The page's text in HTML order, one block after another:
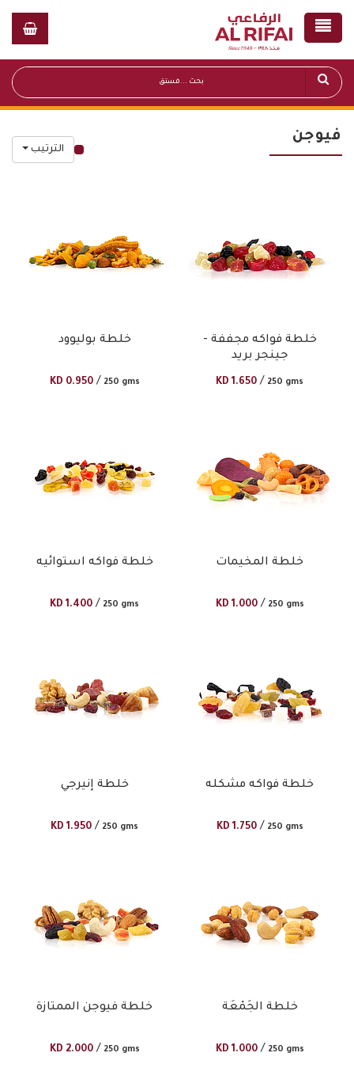
فيوجن
الترتيب
خلطة بوليوود
KD 0.950 / 250 gms
خلطة فواكه مجففة -
جينجر بريد
KD 1.650 / 250 gms
خلطة فواكه استوائيه
KD 1.400 / 250 gms
خلطة المخيمات
KD 1.000 / 250 gms
خلطة إنيرجي
KD 1.950 / 250 gms
خلطة فواكه مشكله
KD 1.750 / 250 gms
خلطة فيوجن الممتازة
KD 2.000 / 250 gms
خلطة الجَمْعَة
KD 1.000 / 250 gms